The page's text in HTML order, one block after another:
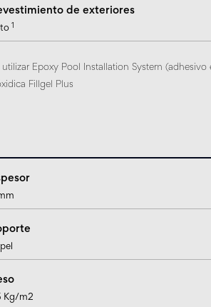
de exteriores
1
Epoxy Pool Installation System
Fillgel Plus
Kg/m2